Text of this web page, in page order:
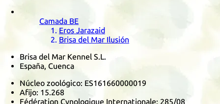
Camada BE
Eros Jarazaid
Brisa del Mar Ilusión
Brisa del Mar Kennel S.L.
España, Cuenca
Núcleo zoológico: ES161660000019
Afijo: 15.268
Fédération Cynologique Internationale: 285/08